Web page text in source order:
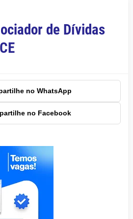
de Dívidas
no WhatsApp
no Facebook